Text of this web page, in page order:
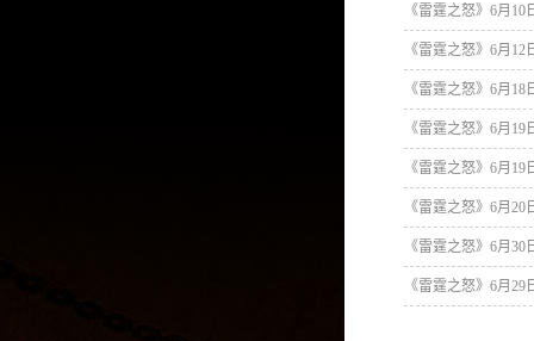
《雷霆之怒》6月10
《雷霆之怒》6月12
《雷霆之怒》6月18
《雷霆之怒》6月
《雷霆之怒》6月19
《雷霆之怒》6月
《雷霆之怒》6月30
《雷霆之怒》6月29